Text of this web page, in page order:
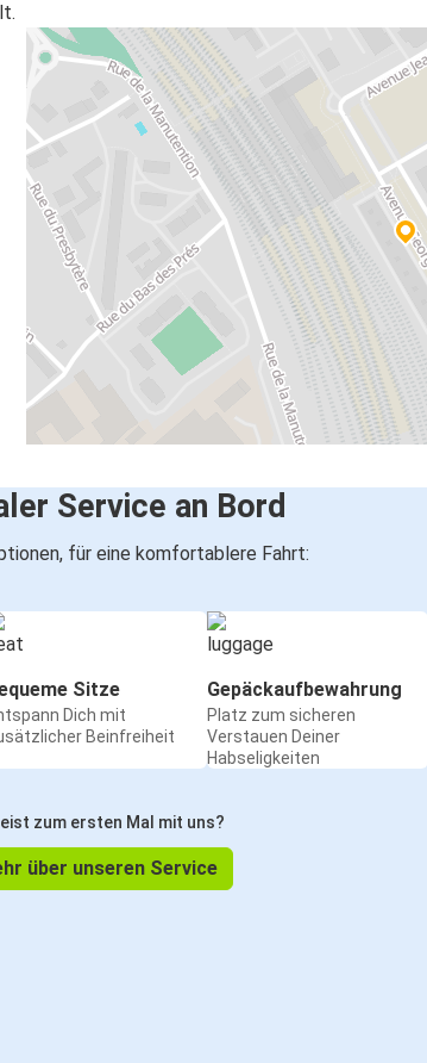
Service an Bord
für eine komfortablere Fahrt:
Sitze
Dich mit
Beinfreiheit
Gepäckaufbewahrung
Platz zum sicheren
Verstauen Deiner
Habseligkeiten
zum ersten Mal mit uns?
über unseren Service